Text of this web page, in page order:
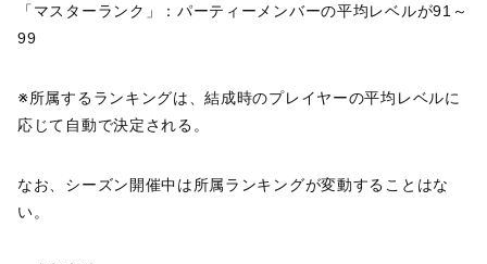
「マスターランク」：パーティーメンバーの平均レベルが91～
99
※所属するランキングは、結成時のプレイヤーの平均レベルに
応じて自動で決定される。
なお、シーズン開催中は所属ランキングが変動することはな
い。